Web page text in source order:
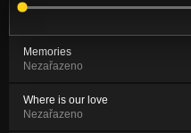
Memories
Nezařazeno
Where is our love
Nezařazeno